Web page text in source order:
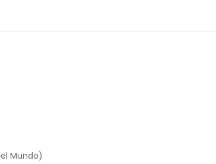
Mundo)